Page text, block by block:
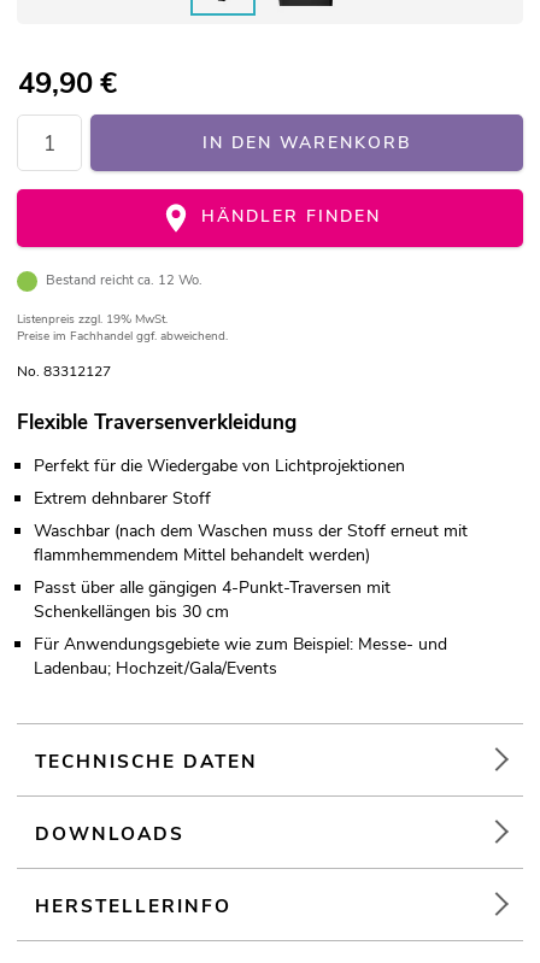
49,90€
IN DEN WARENKORB
HÄNDLER FINDEN
Bestand reicht ca. 12 Wo.
Listenpreis zzgl. 19% MwSt.
Preise im Fachhandel ggf. abweichend.
No. 83312127
Flexible Traversenverkleidung
Perfekt für die Wiedergabe von Lichtprojektionen
Extrem dehnbarer Stoff
Waschbar (nach dem Waschen muss der Stoff erneut mit
flammhemmendem Mittel behandelt werden)
Passt über alle gängigen 4-Punkt-Traversen mit
Schenkellängen bis 30 cm
Für Anwendungsgebiete wie zum Beispiel: Messe- und
Ladenbau; Hochzeit/Gala/Events
TECHNISCHE DATEN
DOWNLOADS
HERSTELLERINFO